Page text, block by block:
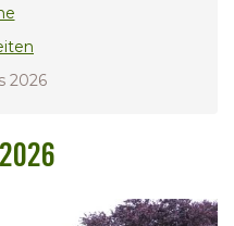
2026